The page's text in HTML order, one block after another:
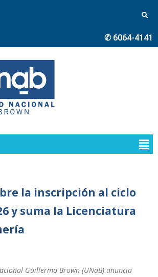
✆ 6064-4141
la inscripción al ciclo
y suma la Licenciatura
Guillermo Brown (UNaB) anuncia